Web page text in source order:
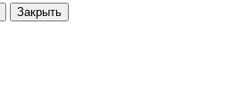
Закрыть